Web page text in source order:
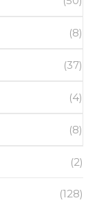
(8)
(37)
(4)
(8)
(2)
(128)